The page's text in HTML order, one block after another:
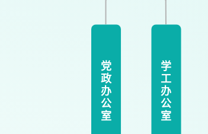
党
政
办
公
室
学
工
办
公
室